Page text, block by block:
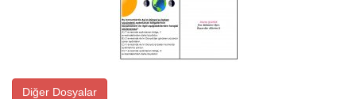
Diğer Dosyalar